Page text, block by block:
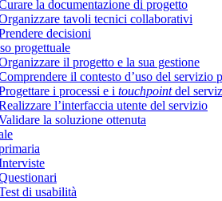
la documentazione di progetto
tavoli tecnici collaborativi
decisioni
progettuale
il progetto e la sua gestione
il contesto d’uso del servizio
i processi e i touchpointdel
l’interfaccia utente del servizio
la soluzione ottenuta
di usabilità